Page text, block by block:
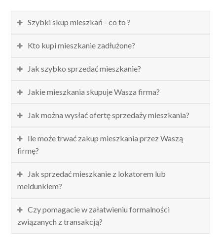
Szybki skup mieszkań - co to ?
Kto kupi mieszkanie zadłużone?
Jak szybko sprzedać mieszkanie?
Jakie mieszkania skupuje Wasza firma?
Jak można wysłać ofertę sprzedaży mieszkania?
Ile może trwać zakup mieszkania przez Waszą
firmę?
Jak sprzedać mieszkanie z lokatorem lub
meldunkiem?
Czy pomagacie w załatwieniu formalności
związanych z transakcją?